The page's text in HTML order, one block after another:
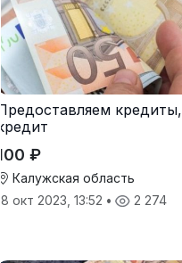
Предоставляем кредиты,
кредит
100 ₽
Калужская область
18 окт 2023, 13:52 • 2 274